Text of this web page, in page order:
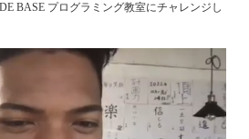
BASE プログラミング教室にチャレンジし